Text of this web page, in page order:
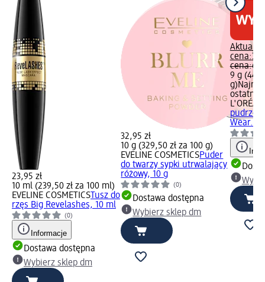
23,95 zł
10 ml (239,50 zł za 100 ml)
EVELINE COSMETICS Tusz do
rzęs Big Revelashes, 10 ml
(0)
Informacje
Dostawa dostępna
Wybierz sklep dm
32,95 zł
10 g (329,50 zł za 100 g)
EVELINE COSMETICSPuder
do twarzy sypki utrwalający
różowy, 10 g
(0)
Dostawa dostępna
Wybierz sklep dm
Aktualna
cena:
cena:
9 g
g)
L'ORÉAL
pudrze
Wear...,